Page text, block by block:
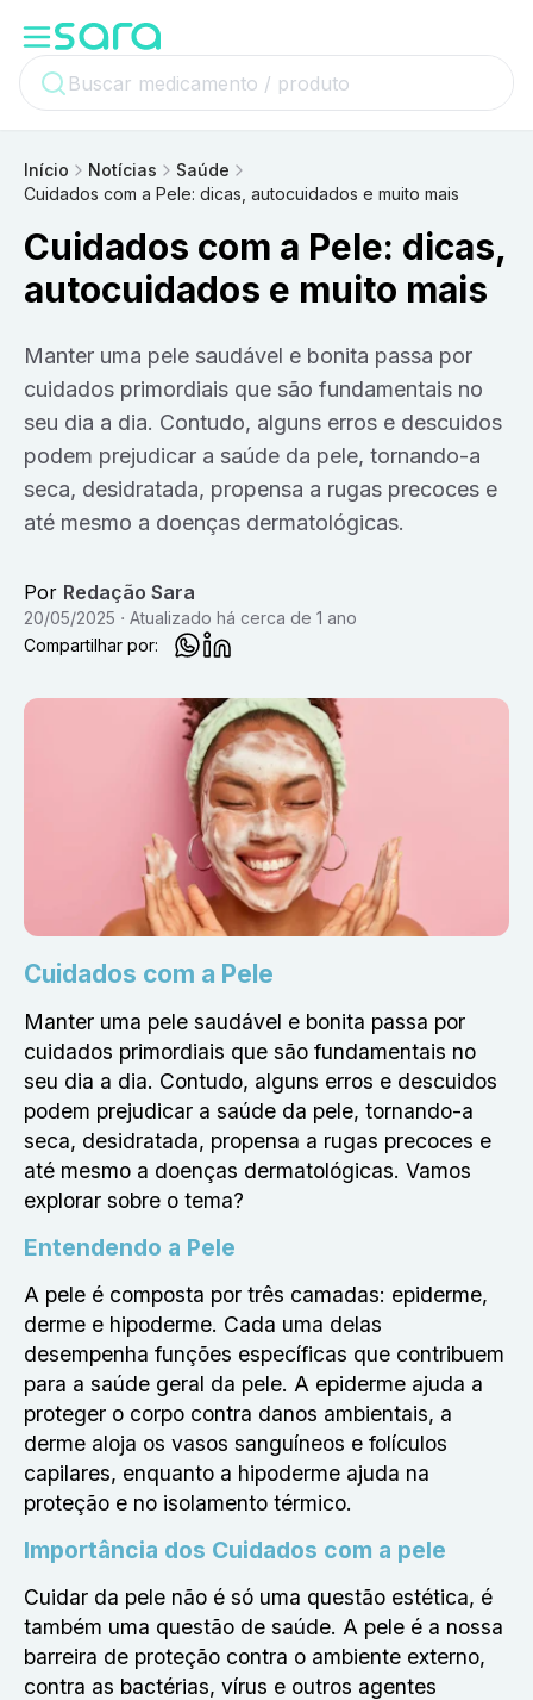
Início Notícias
Saúde
Cuidados com a Pele: dicas, autocuidados e muito mais
Cuidados com a Pele: dicas,
autocuidados e muito mais
Manter uma pele saudável e bonita passa por
cuidados primordiais que são fundamentais no
seu dia a dia. Contudo, alguns erros e descuidos
podem prejudicar a saúde da pele, tornando-a
seca, desidratada, propensa a rugas precoces e
até mesmo a doenças dermatológicas.
Por Redação Sara
20/05/2025 Atualizado há cerca de 1 ano
Compartilhar por:
Cuidados com a Pele
Manter uma pele saudável e bonita passa por
cuidados primordiais que são fundamentais no
seu dia a dia. Contudo, alguns erros e descuidos
podem prejudicar a saúde da pele, tornando-a
seca, desidratada, propensa a rugas precoces e
até mesmo a doenças dermatológicas. Vamos
explorar sobre o tema?
Entendendo a Pele
A pele é composta por três camadas: epiderme,
derme e hipoderme. Cada uma delas
desempenha funções específicas que contribuem
para a saúde geral da pele. A epiderme ajuda a
proteger o corpo contra danos ambientais, a
derme aloja os vasos sanguíneos e folículos
capilares, enquanto a hipoderme ajuda na
proteção e no isolamento térmico.
Importância dos Cuidados com a pele
Cuidar da pele não é só uma questão estética, é
também uma questão de saúde. A pele é a nossa
barreira de proteção contra o ambiente externo,
contra as bactérias, vírus e outros agentes